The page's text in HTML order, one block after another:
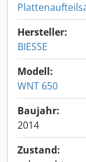
Hersteller:
BIESSE
Modell:
WNT 650
Baujahr:
2014
Zustand: